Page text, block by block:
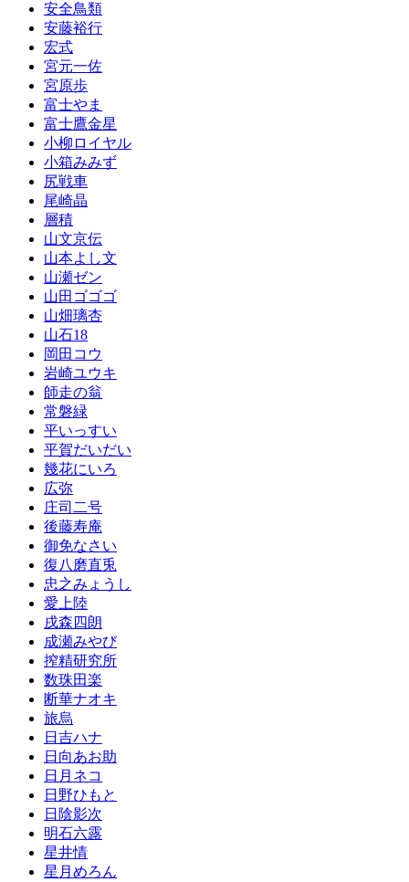
安全鳥類
安藤裕行
宏式
宮元一佐
宮原歩
富士やま
富士鷹金星
小柳ロイヤル
小箱みみず
尻戦車
尾崎晶
層積
山文京伝
山本よし文
山瀬ゼン
山田ゴゴゴ
山畑璃杏
山石18
岡田コウ
岩崎ユウキ
師走の翁
常磐緑
平いっすい
平賀だいだい
幾花にいろ
広弥
庄司二号
後藤寿庵
御免なさい
復八磨直兎
忠之みょうし
愛上陸
戌森四朗
成瀬みやび
搾精研究所
数珠田楽
断華ナオキ
旅烏
日吉ハナ
日向あお助
日月ネコ
日野ひもと
日陰影次
明石六露
星井情
星月めろん